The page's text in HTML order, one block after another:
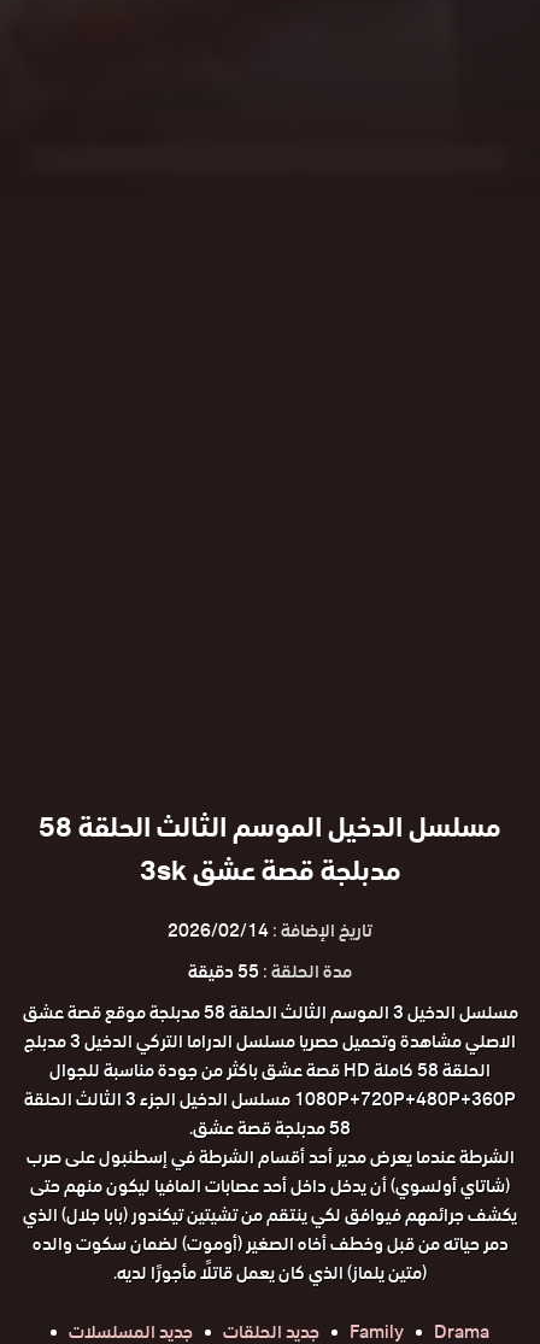
مسلسل الدخيل الموسم الثالث الحلقة 58
مدبلجة قصة عشق 3sk
تاريخ الإضافة :2026/02/14
مدة الحلقة :55 دقيقة
مسلسل الدخيل 3 الموسم الثالث الحلقة 58 مدبلجة موقع قصة عشق
الاصلي مشاهدة وتحميل حصريا مسلسل الدراما التركي الدخيل 3 مدبلج
الحلقة 58 كاملة HD قصة عشق باكثر من جودة مناسبة للجوال
1080P+720P+480P+360P مسلسل الدخيل الجزء 3 الثالث الحلقة
58 مدبلجة قصة عشق.
الشرطة عندما يعرض مدير أحد أقسام الشرطة في إسطنبول على صرب
(شاتاي أولسوي) أن يدخل داخل أحد عصابات المافيا ليكون منهم حتى
يكشف جرائمهم فيوافق لكي ينتقم من تشيتين تيكندور (بابا جلال) الذي
دمر حياته من قبل وخطف أخاه الصغير (أوموت) لضمان سكوت والده
(متين يلماز) الذي كان يعمل قاتلًا مأجورًا لديه.
Drama
Family جديد الحلقات جديد المسلسلات